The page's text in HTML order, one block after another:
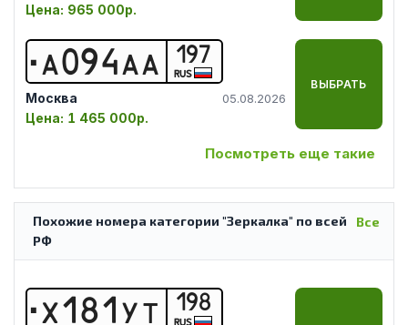
Цена: 965 000р.
А094 А А 197
RUS
Москва 05.08.2026
Цена: 1 465 000р.
ВЫБРАТЬ
Посмотреть еще такие
Все
Похожие номера категории "Зеркалка" по всей
РФ
Х1 81 УТ 198
RUS